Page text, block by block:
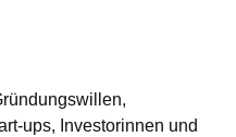
ups, Investorinnen und